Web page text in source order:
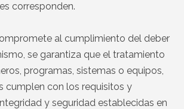
corresponden.
al cumplimiento del deber
se garantiza que el tratamiento
programas, sistemas o equipos,
cumplen con los requisitos y
y seguridad establecidas en